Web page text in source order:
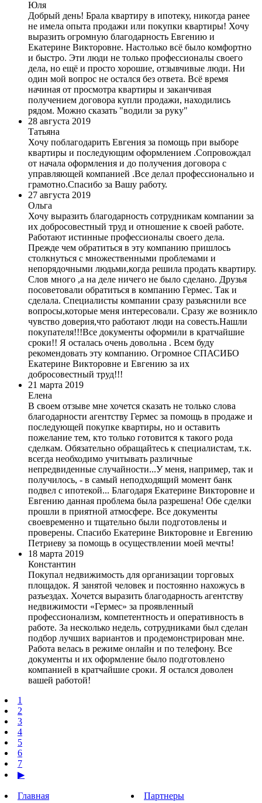
Юля
Добрый день! Брала квартиру в ипотеку, никогда ранее
не имела опыта продажи или покупки квартиры! Хочу
выразить огромную благодарность Евгению и
Екатерине Викторовне. Настолько всё было комфортно
и быстро. Эти люди не только профессионалы своего
дела, но ещё и просто хорошие, отзывчивые люди. Ни
один мой вопрос не остался без ответа. Всё время
начиная от просмотра квартиры и заканчивая
получением договора купли продажи, находились
рядом. Можно сказать "водили за руку"
28 августа 2019
Татьяна
Хочу поблагодарить Евгения за помощь при выборе
квартиры и последующим оформлением .Сопровождал
от начала оформления и до получения договора с
управляющей компанией .Все делал профессионально и
грамотно.Спасибо за Вашу работу.
27 августа 2019
Ольга
Хочу выразить благодарность сотрудникам компании за
их добросовестный труд и отношение к своей работе.
Работают истинные профессионалы своего дела.
Прежде чем обратиться в эту компанию пришлось
столкнуться с множественными проблемами и
непорядочными людьми,когда решила продать квартиру.
Слов много ,а на деле ничего не было сделано. Друзья
посоветовали обратиться в компанию Гермес. Так и
сделала. Специалисты компании сразу разьяснили все
вопросы,которые меня интересовали. Сразу же возникло
чувство доверия,что работают люди на совесть.Нашли
покупателя!!!Все документы оформили в кратчайшие
сроки!! Я осталась очень довольна . Всем буду
рекомендовать эту компанию. Огромное СПАСИБО
Екатерине Викторовне и Евгению за их
добросовестный труд!!!
21 марта 2019
Елена
В своем отзыве мне хочется сказать не только слова
благодарности агентству Гермес за помощь в продаже и
последующей покупке квартиры, но и оставить
пожелание тем, кто только готовится к такого рода
сделкам. Обязательно обращайтесь к специалистам, т.к.
всегда необходимо учитывать различные
непредвиденные случайности...У меня, например, так и
получилось, - в самый неподходящий момент банк
подвел с ипотекой... Благодаря Екатерине Викторовне и
Евгению данная проблема была разрешена! Обе сделки
прошли в приятной атмосфере. Все документы
своевременно и тщательно были подготовлены и
проверены. Спасибо Екатерине Викторовне и Евгению
Петриеву за помощь в осуществлении моей мечты!
18 марта 2019
Константин
Покупал недвижимость для организации торговых
площадок. Я занятой человек и постоянно нахожусь в
разъездах. Хочется выразить благодарность агентству
недвижимости «Гермес» за проявленный
профессионализм, компетентность и оперативность в
работе. За несколько недель, сотрудниками был сделан
подбор лучших вариантов и продемонстрирован мне.
Работа велась в режиме онлайн и по телефону. Все
документы и их оформление было подготовлено
компанией в кратчайшие сроки. Я остался доволен
вашей работой!
1
2
3
4
5
6
7
▶
Главная
Партнеры